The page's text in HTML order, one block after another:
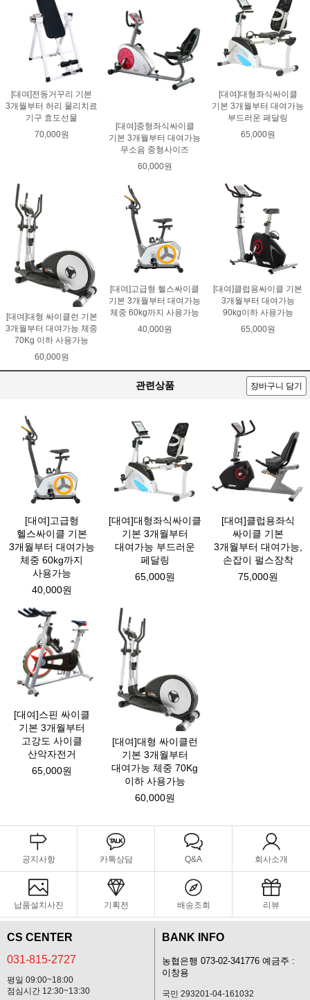
[대여]전동거꾸리 기본
3개월부터 허리 물리치료
기구 효도선물
70,000원
[대여]중형좌식싸이클
기본 3개월부터 대여가능
무소음 중형사이즈
60,000원
[대여]대형좌식싸이클
기본 3개월부터 대여가능
부드러운 페달링
65,000원
[대여]대형 싸이클런 기본
3개월부터 대여가능 체중
70Kg 이하 사용가능
60,000원
[대여]고급형 헬스싸이클
기본 3개월부터 대여가능
체중 60kg까지 사용가능
40,000원
[대여]클럽용싸이클 기본
3개월부터 대여가능
90kg이하 사용가능
65,000원
관련상품 장바구니 담기
[대여]고급형
헬스싸이클 기본
3개월부터 대여가능
체중 60kg까지
사용가능
40,000원
[대여]대형좌식싸이클
기본 3개월부터
대여가능 부드러운
페달링
65,000원
[대여]클럽용좌식
싸이클 기본
3개월부터 대여가능,
손잡이 펄스장착
75,000원
[대여]스핀 싸이클
기본 3개월부터
고강도 사이클
산악자전거
65,000원
[대여]대형 싸이클런
기본 3개월부터
대여가능 체중 70Kg
이하 사용가능
60,000원
공지사항 카톡상담 Q&A 회사소개
납품설치사진 기획전 배송조회 리뷰
CS CENTER
031-815-2727
평일 09:00~18:00
점심시간 12:30~13:30
BANK INFO
농협은행 073-02-341776 예금주 :
이창용
국민 293201-04-161032